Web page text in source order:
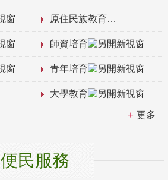
原住民族教育
師資培育
青年培育
大學教育
更多
便民服務